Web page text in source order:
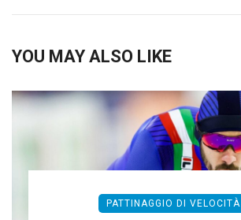
YOU MAY ALSO LIKE
PATTINAGGIO DI VELOCITÀ